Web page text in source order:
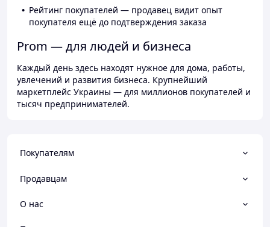
Рейтинг покупателей — продавец видит опыт
покупателя ещё до подтверждения заказа
Prom — для людей и бизнеса
Каждый день здесь находят нужное для дома, работы,
увлечений и развития бизнеса. Крупнейший
маркетплейс Украины — для миллионов покупателей и
тысяч предпринимателей.
Покупателям
Продавцам
О нас